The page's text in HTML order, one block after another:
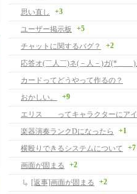
思い直し
+3
ユーザー掲示板
+5
チャットに関するバグ？
+2
応答オ(￣人￣)ネ(－人－)ガ(*＿ ＿)
カードってどうやって作るの？
おかしい。
+9
エリス ってキャラクターにアイ
楽器演奏ランクDになったら
+1
横殴りできるシステムについて
+7
画面が固まる
+2
[返事]画面が固まる
+2